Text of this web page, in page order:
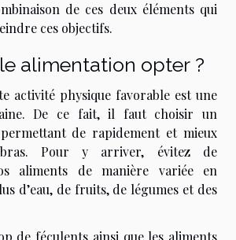
de ces deux éléments qui
ces objectifs.
alimentation opter ?
activité physique favorable est une
De ce fait, il faut choisir un
de rapidement et mieux
Pour y arriver, évitez de
aliments de manière variée en
d’eau, de fruits, de légumes et des
de féculents ainsi que les aliments